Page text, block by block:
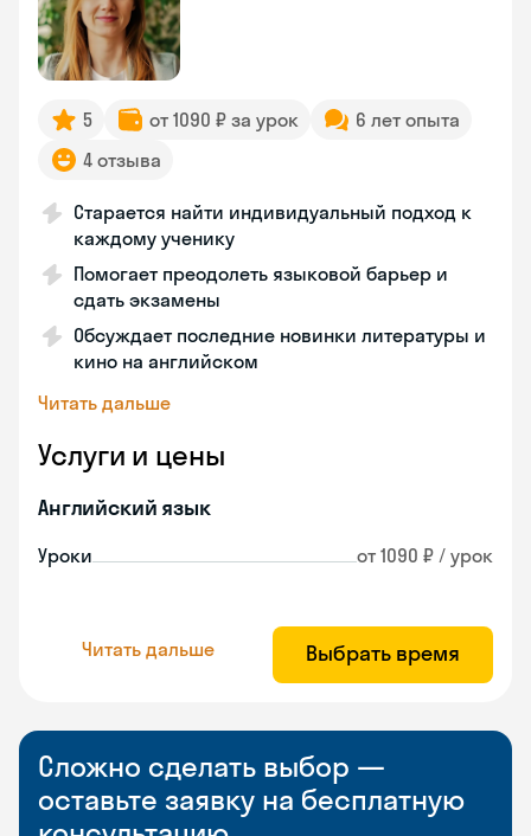
5 от 1090 ₽ за урок
6 лет опыта
4 отзыва
Старается найти индивидуальный подход к
каждому ученику
Помогает преодолеть языковой барьер и
сдать экзамены
Обсуждает последние новинки литературы и
кино на английском
Читать дальше
Услуги и цены
Английский язык
Уроки от 1090 ₽ / урок
Читать дальше Выбрать время
Сложно сделать выбор —
оставьте заявку на бесплатную